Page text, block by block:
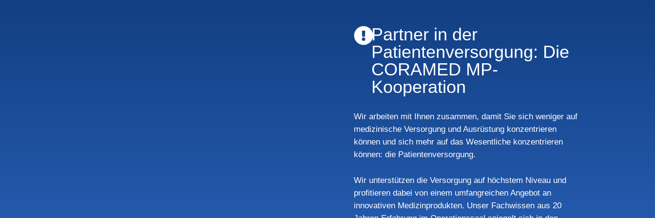
Partner in der
Patientenversorgung: Die
CORAMED MP-
Kooperation
Wir arbeiten mit Ihnen zusammen, damit Sie sich weniger auf
medizinische Versorgung und Ausrüstung konzentrieren
können und sich mehr auf das Wesentliche konzentrieren
können: die Patientenversorgung.
Wir unterstützen die Versorgung auf höchstem Niveau und
profitieren dabei von einem umfangreichen Angebot an
innovativen Medizinprodukten. Unser Fachwissen aus 20